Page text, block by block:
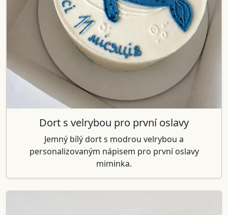
Dort s velrybou pro první oslavy
Jemný bílý dort s modrou velrybou a
personalizovaným nápisem pro první oslavy
miminka.